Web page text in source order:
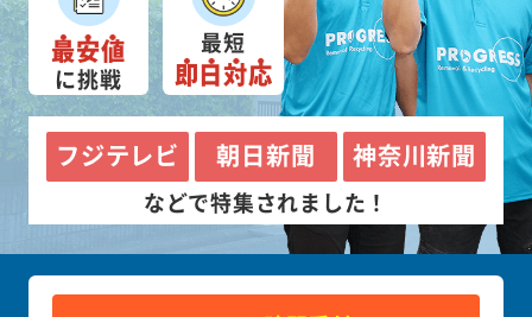
最安値
に挑戦
最短
即日対応
フジテレビ 朝日新聞 神奈川新聞
などで特集されました！